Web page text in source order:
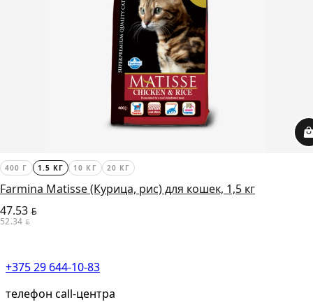
400 Г 1.5 КГ 10 КГ 20 КГ
Farmina Matisse (Курица, рис) для кошек, 1,5 кг
47.53 BYN
52.34 BYN
+375 29 644-10-83
телефон call-центра